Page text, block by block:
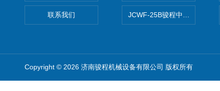
联系我们 JCWF-25B骏程中草药超细粉
Copyright © 2026 济南骏程机械设备有限公司 版权所有